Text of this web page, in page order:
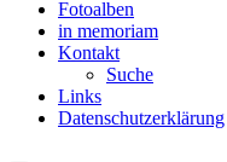
Fotoalben
in memoriam
Kontakt
Suche
Links
Datenschutzerklärung